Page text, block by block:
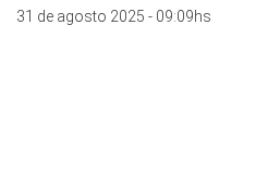
31 de agosto 2025 - 09:09hs